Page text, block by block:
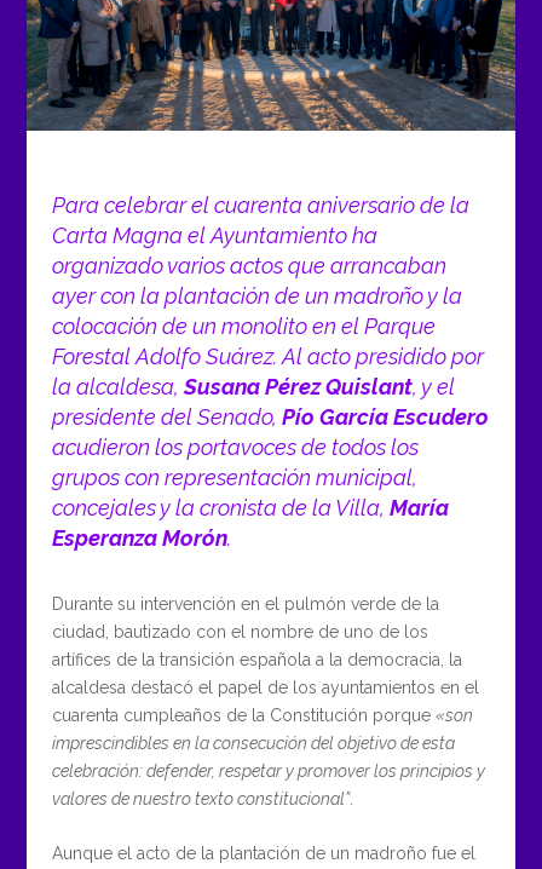
Para celebrar el cuarenta aniversario de la
Carta Magna el Ayuntamiento ha
organizado varios actos que arrancaban
ayer con la plantación de un madroño y la
colocación de un monolito en el Parque
Forestal Adolfo Suárez. Al acto presidido por
la alcaldesa,Susana Pérez Quislant, y el
presidente del Senado, Pío García Escudero
acudieron los portavoces de todos los
grupos con representación municipal,
concejales y la cronista de la Villa, María
Esperanza Morón.
Durante su intervención en el pulmón verde de la
ciudad, bautizado con el nombre de uno de los
artífices de la transición española a la democracia, la
alcaldesa destacó el papel de los ayuntamientos en el
cuarenta cumpleaños de la Constitución porque «son
imprescindibles en la consecución del objetivo de esta
celebración: defender, respetar y promover los principios y
valores de nuestro texto constitucional”.
Aunque el acto de la plantación de un madroño fue el